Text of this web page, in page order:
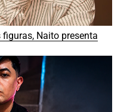
Naito presenta